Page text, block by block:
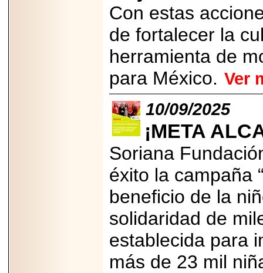
Con estas
de fortalecer la
herramienta de
para México. Ver
10/09/2025
¡META
Soriana
éxito la campaña
beneficio de la
solidaridad de
establecida para
más de 23 mil